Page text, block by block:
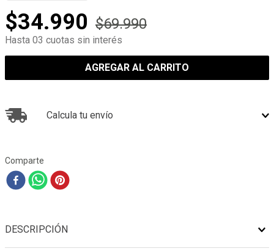
$34.990 $69.990
Hasta 03 cuotas sin interés
AGREGAR AL CARRITO
Calcula tu envío
Comparte
DESCRIPCIÓN